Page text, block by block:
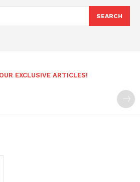
SEARCH
EXCLUSIVE ARTICLES!